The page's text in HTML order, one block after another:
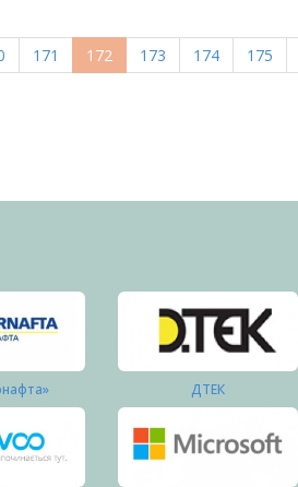
Page
171
Поточна
сторінка
172 Page
173 Page
174 Page
175
ДТЕК